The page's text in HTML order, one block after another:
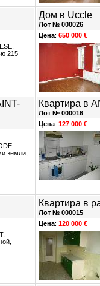
215
Дом в Uccle
Лот № 000026
Цена: 650 000 €
земли,
Квартира в
Лот № 000016
Цена: 127 000 €
Квартира в
Лот № 000015
Цена: 120 000 €